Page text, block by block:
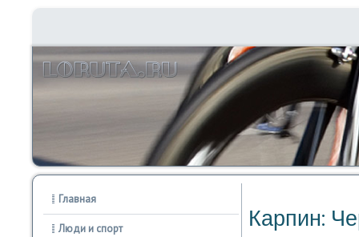
Главная
Люди и спорт Карпин: